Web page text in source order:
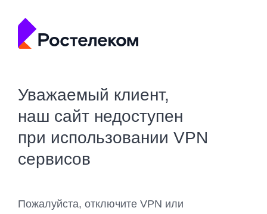
Уважаемый клиент,
наш сайт недоступен
при использовании VPN
сервисов
Пожалуйста, отключите VPN или